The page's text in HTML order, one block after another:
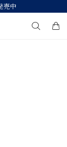
売中